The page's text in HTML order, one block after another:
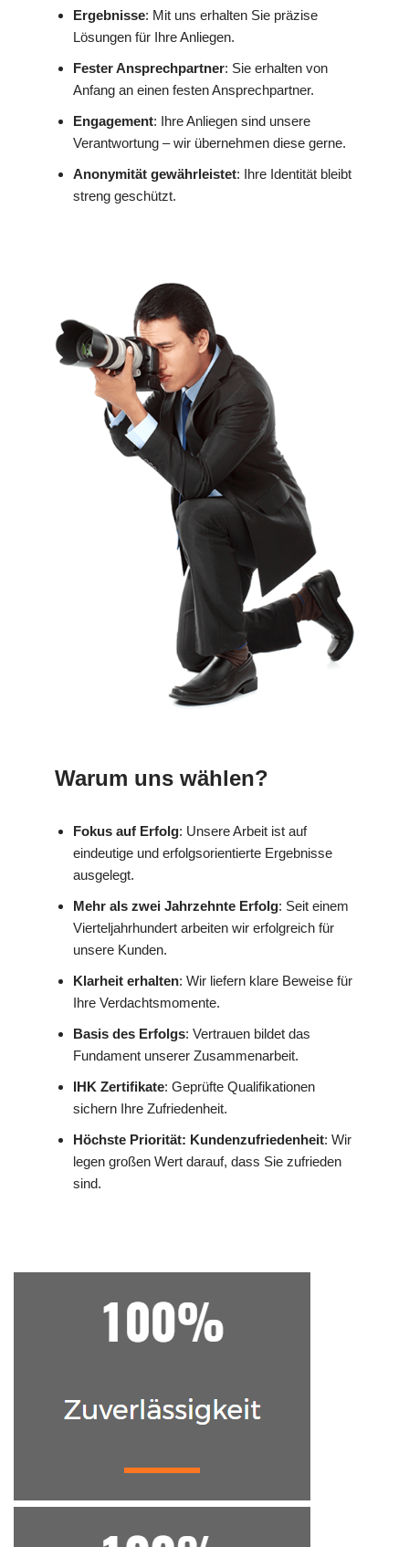
Ergebnisse: Mit uns erhalten Sie präzise
Lösungen für Ihre Anliegen.
Fester Ansprechpartner: Sie erhalten von
Anfang an einen festen Ansprechpartner.
Engagement: Ihre Anliegen sind unsere
Verantwortung – wir übernehmen diese gerne.
Anonymität gewährleistet: Ihre Identität bleibt
streng geschützt.
Warum uns wählen?
Fokus auf Erfolg: Unsere Arbeit ist auf
eindeutige und erfolgsorientierte Ergebnisse
ausgelegt.
Mehr als zwei Jahrzehnte Erfolg: Seit einem
Vierteljahrhundert arbeiten wir erfolgreich für
unsere Kunden.
Klarheit erhalten: Wir liefern klare Beweise für
Ihre Verdachtsmomente.
Basis des Erfolgs: Vertrauen bildet das
Fundament unserer Zusammenarbeit.
IHK Zertifikate: Geprüfte Qualifikationen
sichern Ihre Zufriedenheit.
Höchste Priorität: Kundenzufriedenheit: Wir
legen großen Wert darauf, dass Sie zufrieden
sind.